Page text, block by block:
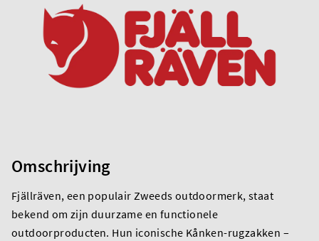
Omschrijving
Fjällräven, een populair Zweeds outdoormerk, staat
bekend om zijn duurzame en functionele
outdoorproducten. Hun iconische Kånken-rugzakken –